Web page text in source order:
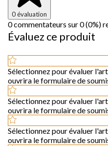
0 évaluation
0 commentateurs sur 0 (0%)
Évaluez ce produit
Sélectionnez pour évaluer
ouvrira le formulaire de
Sélectionnez pour évaluer
ouvrira le formulaire de
Sélectionnez pour évaluer
ouvrira le formulaire de